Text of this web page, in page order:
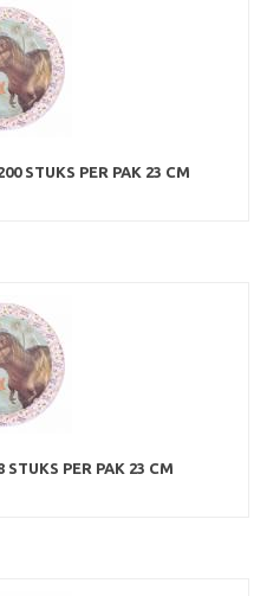
STUKS PER PAK 23 CM
PER PAK 23 CM